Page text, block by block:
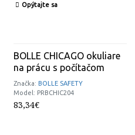
Opýtajte sa
Značka: BOLLE SAFETY
Model: PRBCHIC204
BOLLE CHICAGO okuliare
na prácu s počítačom
83,34€